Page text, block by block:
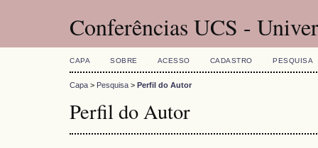
Conferências UCS -
CAPA SOBRE ACESSO CADASTRO PESQUISA
Capa > Pesquisa > Perfil do Autor
Perfil do Autor